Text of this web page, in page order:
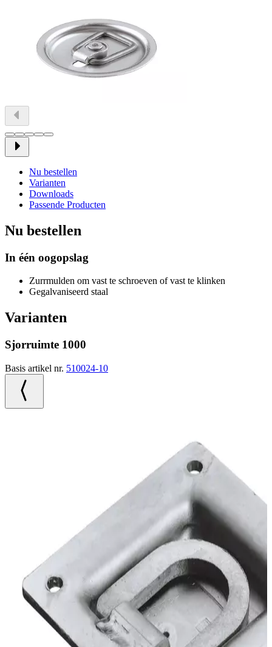
Nu bestellen
Varianten
Downloads
Passende Producten
Nu bestellen
In één oogopslag
Zurrmulden om vast te schroeven of vast te klinken
Gegalvaniseerd staal
Varianten
Sjorruimte 1000
Basis artikel nr. 510024-10